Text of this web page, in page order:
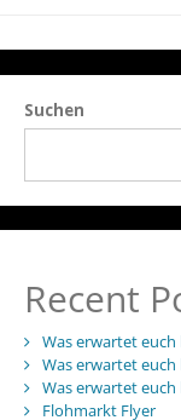
Suchen
Recent
Was erwartet
Was erwartet
Was erwartet
Flohmarkt Flyer